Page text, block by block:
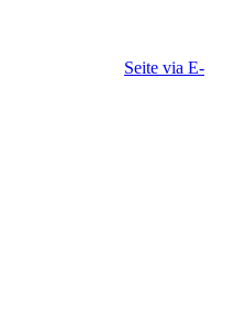
Seite via E-